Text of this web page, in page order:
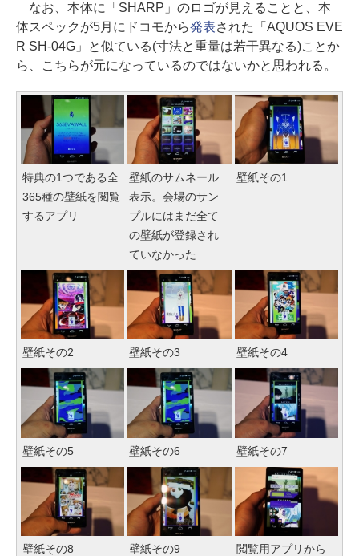
なお、本体に「SHARP」のロゴが見えることと、本
体スペックが5月にドコモから発表された「AQUOS EVE
R SH-04G」と似ている(寸法と重量は若干異なる)ことか
ら、こちらが元になっているのではないかと思われる。
特典の1つである全
365種の壁紙を閲覧
するアプリ
壁紙のサムネール
表示。会場のサン
プルにはまだ全て
の壁紙が登録され
ていなかった
壁紙その1
壁紙その2 壁紙その3 壁紙その4
壁紙その5 壁紙その6 壁紙その7
壁紙その8 壁紙その9
閲覧用アプリから